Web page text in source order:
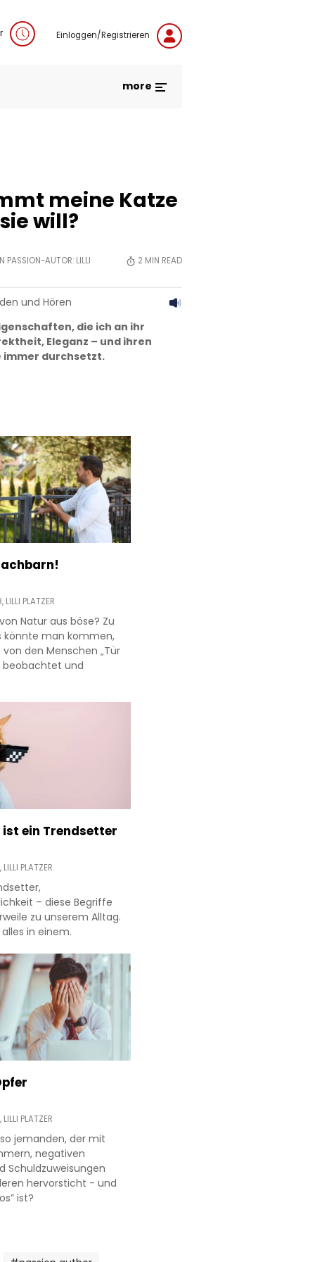
Einloggen/Registrieren
more
meine Katze
will?
PASSION-AUTOR: LILLI
2 MIN READ
und Hören
die ich an ihr
Eleganz – und ihren
immer durchsetzt.
LILLI PLATZER
Natur aus böse? Zu
könnte man kommen,
den Menschen „Tür
beobachtet und
ist ein Trendsetter
LILLI PLATZER
– diese Begriffe
zu unserem Alltag.
in einem.
LILLI PLATZER
jemanden, der mit
negativen
Schuldzuweisungen
hervorsticht - und
ist?